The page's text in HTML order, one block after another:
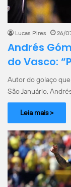
Lucas Pires 26/
Andrés
do Vasco:
Autor do golaço
São Januário,
Leia mais >